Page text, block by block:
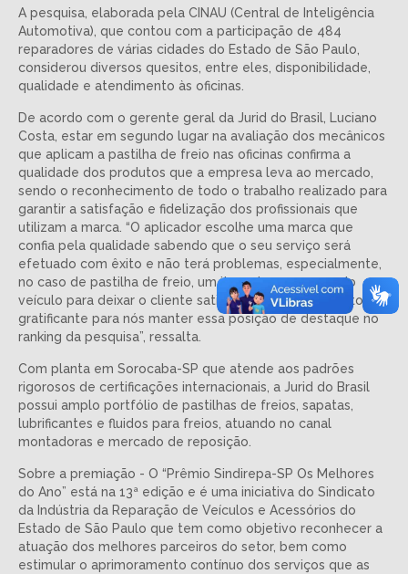
A pesquisa, elaborada pela CINAU (Central de Inteligência
Automotiva), que contou com a participação de 484
reparadores de várias cidades do Estado de São Paulo,
considerou diversos quesitos, entre eles, disponibilidade,
qualidade e atendimento às oficinas.
De acordo com o gerente geral da Jurid do Brasil, Luciano
Costa, estar em segundo lugar na avaliação dos mecânicos
que aplicam a pastilha de freio nas oficinas confirma a
qualidade dos produtos que a empresa leva ao mercado,
sendo o reconhecimento de todo o trabalho realizado para
garantir a satisfação e fidelização dos profissionais que
utilizam a marca. “O aplicador escolhe uma marca que
confia pela qualidade sabendo que o seu serviço será
efetuado com êxito e não terá problemas, especialmente,
no caso de pastilha de freio, um item de segurança do
veículo para deixar o cliente satisfeito. Por isso, é muito
gratificante para nós manter essa posição de destaque no
ranking da pesquisa”, ressalta.
Com planta em Sorocaba-SP que atende aos padrões
rigorosos de certificações internacionais, a Jurid do Brasil
possui amplo portfólio de pastilhas de freios, sapatas,
lubrificantes e fluidos para freios, atuando no canal
montadoras e mercado de reposição.
Sobre a premiação - O “Prêmio Sindirepa-SP Os Melhores
do Ano” está na 13ª edição e é uma iniciativa do Sindicato
da Indústria da Reparação de Veículos e Acessórios do
Estado de São Paulo que tem como objetivo reconhecer a
atuação dos melhores parceiros do setor, bem como
estimular o aprimoramento contínuo dos serviços que as